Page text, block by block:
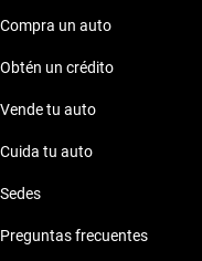
Compra un auto
Obtén un crédito
Vende tu auto
Cuida tu auto
Sedes
Preguntas frecuentes